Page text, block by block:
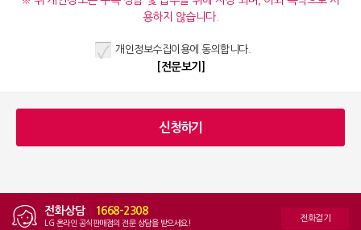
용하지 않습니다.
개인정보수집이용에 동의합니다.
[전문보기]
전화상담 1668-2308
LG 온라인 공식판매점의 전문 상담을 받으세요! 전화걸기